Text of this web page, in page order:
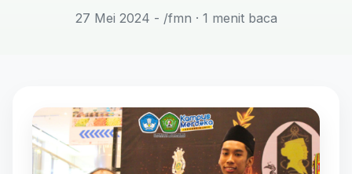
27 Mei 2024 - /fmn · 1 menit baca